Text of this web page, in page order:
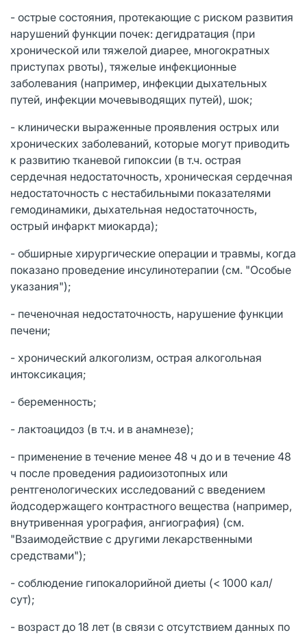
- острые состояния, протекающие с риском развития
нарушений функции почек: дегидратация (при
хронической или тяжелой диарее, многократных
приступах рвоты), тяжелые инфекционные
заболевания (например, инфекции дыхательных
путей, инфекции мочевыводящих путей), шок;
- клинически выраженные проявления острых или
хронических заболеваний, которые могут приводить
к развитию тканевой гипоксии (в т.ч. острая
сердечная недостаточность, хроническая сердечная
недостаточность с нестабильными показателями
гемодинамики, дыхательная недостаточность,
острый инфаркт миокарда);
- обширные хирургические операции и травмы, когда
показано проведение инсулинотерапии (см. "Особые
указания");
- печеночная недостаточность, нарушение функции
печени;
- хронический алкоголизм, острая алкогольная
интоксикация;
- беременность;
- лактоацидоз (в т.ч. и в анамнезе);
- применение в течение менее 48 ч до и в течение 48
ч после проведения радиоизотопных или
рентгенологических исследований с введением
йодсодержащего контрастного вещества (например,
внутривенная урография, ангиография) (см.
"Взаимодействие с другими лекарственными
средствами");
- соблюдение гипокалорийной диеты (< 1000 кал/
сут);
- возраст до 18 лет (в связи с отсутствием данных по